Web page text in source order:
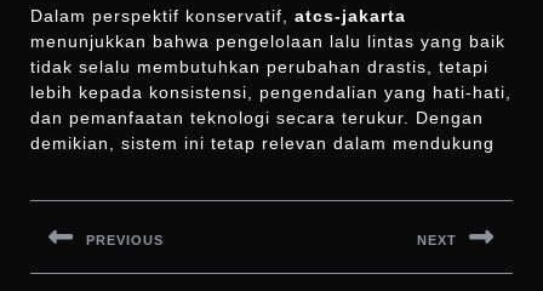
Dalam perspektif konservatif, atcs-jakarta
menunjukkan bahwa pengelolaan lalu lintas yang baik
tidak selalu membutuhkan perubahan drastis, tetapi
lebih kepada konsistensi, pengendalian yang hati-hati,
dan pemanfaatan teknologi secara terukur. Dengan
demikian, sistem ini tetap relevan dalam mendukung
Navigasi
pos
PREVIOUS NEXT